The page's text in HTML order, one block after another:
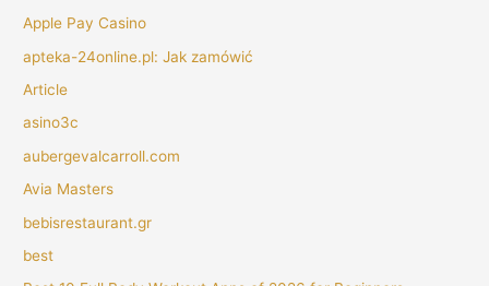
Apple Pay Casino
apteka-24online.pl: Jak zamówić
Article
asino3c
aubergevalcarroll.com
Avia Masters
bebisrestaurant.gr
best